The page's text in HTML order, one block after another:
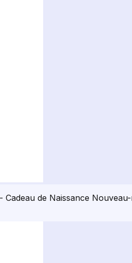
de Naissance